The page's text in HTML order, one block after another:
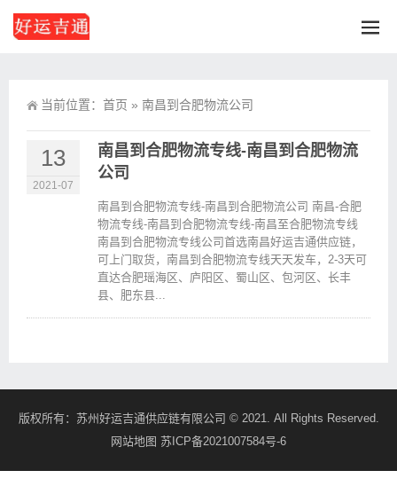
当前位置： 首页 » 南昌到合肥物流公司
13
2021-07
南昌到合肥物流专线-南昌到合肥物流
公司
南昌到合肥物流专线-南昌到合肥物流公司 南昌-合肥
物流专线-南昌到合肥物流专线-南昌至合肥物流专线
南昌到合肥物流专线公司首选南昌好运吉通供应链，
可上门取货，南昌到合肥物流专线天天发车，2-3天可
直达合肥瑶海区、庐阳区、蜀山区、包河区、长丰
县、肥东县...
版权所有： 苏州好运吉通供应链有限公司 © 2021. All Rights Reserved.
网站地图 苏ICP备2021007584号-6